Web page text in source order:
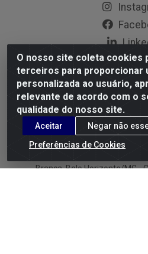
O nosso site coleta cookies
terceiros para proporcionar
personalizada ao usuário,
relevante de acordo com o
qualidade do nosso site.
Aceitar
Negar não
Preferências de Cookies
Formas de
Branca, Belo Horizonte/MG -